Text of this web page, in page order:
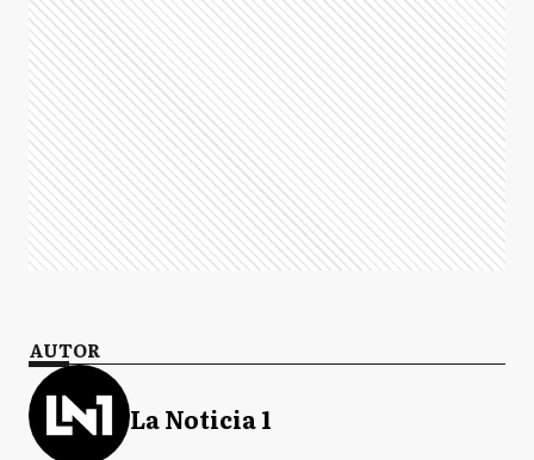
AUTOR
La Noticia 1